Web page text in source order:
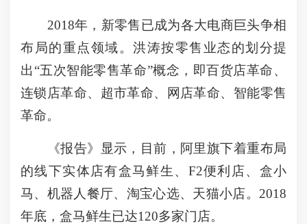
2018年，新零售已成为各大电商巨头争相
布局的重点领域。洪涛按零售业态的划分提
出“五次智能零售革命”概念，即百货店革命、
连锁店革命、超市革命、网店革命、智能零售
革命。
《报告》显示，目前，阿里旗下着重布局
的线下实体店有盒马鲜生、F2便利店、盒小
马、机器人餐厅、淘宝心选、天猫小店。2018
年底，盒马鲜生已达120多家门店。